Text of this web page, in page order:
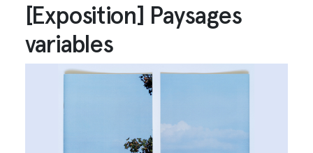
[Exposition] Paysages
variables